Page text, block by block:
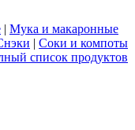
| Мука и макаронные
| Соки и компоты
список продуктов